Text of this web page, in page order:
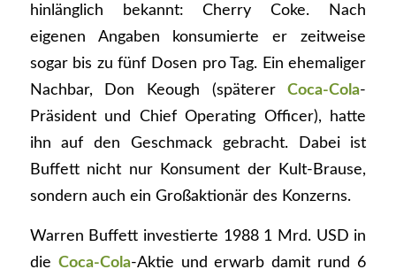
hinlänglich bekannt: Cherry Coke. Nach
eigenen Angaben konsumierte er zeitweise
sogar bis zu fünf Dosen pro Tag. Ein ehemaliger
Nachbar, Don Keough (spätererCoca-Cola-
Präsident und Chief Operating Officer), hatte
ihn auf den Geschmack gebracht. Dabei ist
Buffett nicht nur Konsument der Kult-Brause,
sondern auch ein Großaktionär des Konzerns.
Warren Buffett investierte 1988 1 Mrd. USD in
die Coca-Cola-Aktie und erwarb damit rund 6